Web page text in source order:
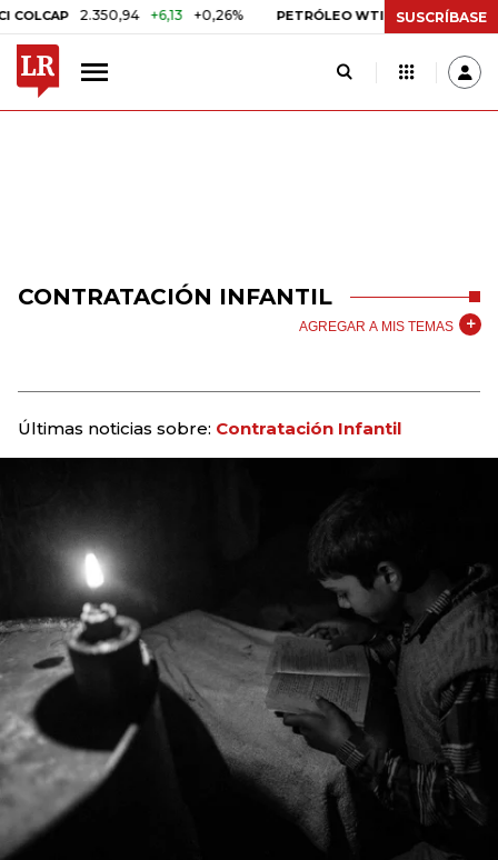
2.350,94 +6,13 +0,26% PETRÓLEO WTI US$ 78,01 US$
SUSCRÍBASE
CONTRATACIÓN INFANTIL
AGREGAR A MIS TEMAS
Últimas noticias sobre: Contratación Infantil